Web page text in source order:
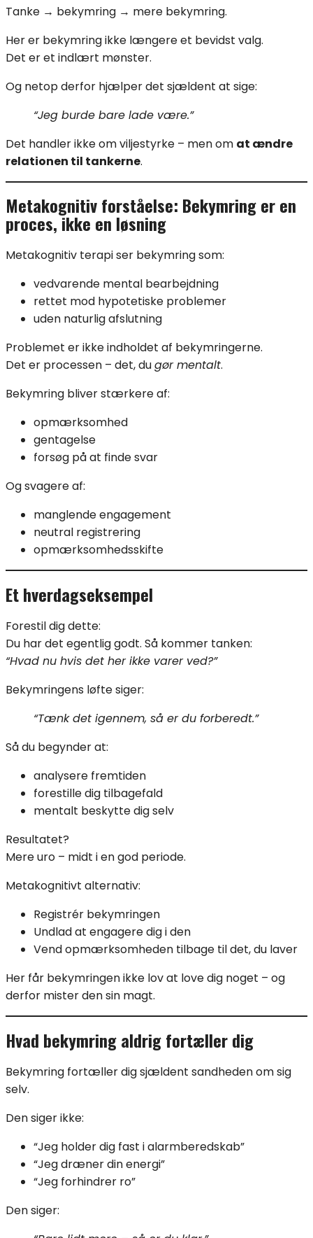
Tanke → bekymring → mere bekymring.
Her er bekymring ikke længere et bevidst valg.
Det er et indlært mønster.
Og netop derfor hjælper det sjældent at sige:
“Jeg burde bare lade være.”
Det handler ikke om viljestyrke – men om at ændre
relationen til tankerne.
Metakognitiv forståelse: Bekymring er en
proces, ikke en løsning
Metakognitiv terapi ser bekymring som:
vedvarende mental bearbejdning
rettet mod hypotetiske problemer
uden naturlig afslutning
Problemet er ikke indholdet af bekymringerne.
Det er processen – det, dugør mentalt.
Bekymring bliver stærkere af:
opmærksomhed
gentagelse
forsøg på at finde svar
Og svagere af:
manglende engagement
neutral registrering
opmærksomhedsskifte
Et hverdags­eksempel
Forestil dig dette:
Du har det egentlig godt. Så kommer tanken:
“Hvad nu hvis det her ikke varer ved?”
Bekymringens løfte siger:
“Tænk det igennem, så er du forberedt.”
Så du begynder at:
analysere fremtiden
forestille dig tilbagefald
mentalt beskytte dig selv
Resultatet?
Mere uro – midt i en god periode.
Metakognitivt alternativ:
Registrér bekymringen
Undlad at engagere dig i den
Vend opmærksomheden tilbage til det, du laver
Her får bekymringen ikke lov at love dig noget – og
derfor mister den sin magt.
Hvad bekymring aldrig fortæller dig
Bekymring fortæller dig sjældent sandheden om sig
selv.
Den siger ikke:
“Jeg holder dig fast i alarmberedskab”
“Jeg dræner din energi”
“Jeg forhindrer ro”
Den siger: